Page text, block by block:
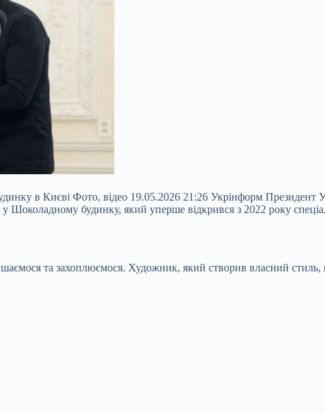
в Києві Фото, відео 19.05.2026 21:26 Укрінформ
Шоколадному будинку, який уперше відкрився з 2022 року
та захоплюємося. Художник, який створив власний стиль,